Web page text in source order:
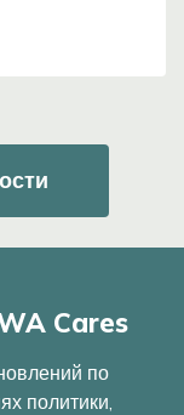
Cares
по
политики,